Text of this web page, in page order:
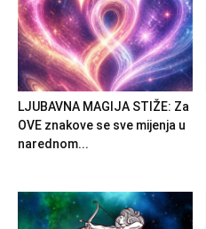
LJUBAVNA MAGIJA STIŽE: Za
OVE znakove se sve mijenja u
narednom...